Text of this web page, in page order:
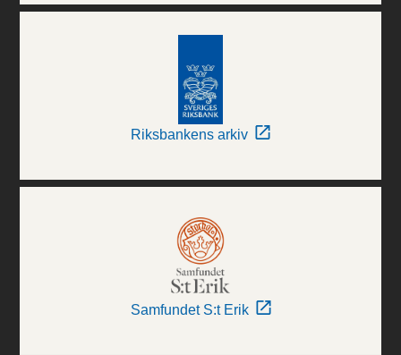
Riksbankens arkiv
Samfundet S:t Erik